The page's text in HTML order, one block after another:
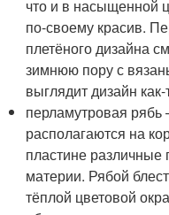
что и в насыщенной
по-своему красив.
плетёного дизайна
зимнюю пору с
выглядит дизайн
перламутровая
располагаются на
пластине различные
материи. Рябой
тёплой цветовой